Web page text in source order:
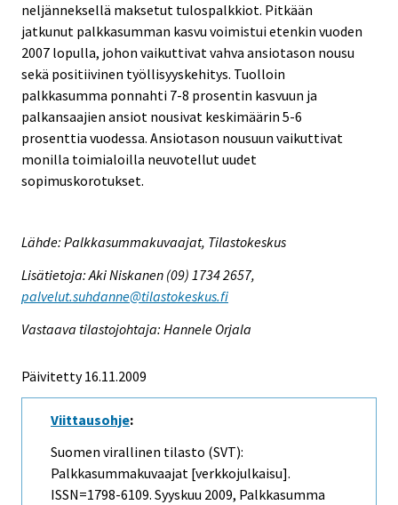
neljänneksellä maksetut tulospalkkiot. Pitkään
jatkunut palkkasumman kasvu voimistui etenkin vuoden
2007 lopulla, johon vaikuttivat vahva ansiotason nousu
sekä positiivinen työllisyyskehitys. Tuolloin
palkkasumma ponnahti 7-8 prosentin kasvuun ja
palkansaajien ansiot nousivat keskimäärin 5-6
prosenttia vuodessa. Ansiotason nousuun vaikuttivat
monilla toimialoilla neuvotellut uudet
sopimuskorotukset.
Lähde: Palkkasummakuvaajat, Tilastokeskus
Lisätietoja: Aki Niskanen (09) 1734 2657,
palvelut.suhdanne@tilastokeskus.fi
Vastaava tilastojohtaja: Hannele Orjala
Päivitetty 16.11.2009
Viittausohje:
Suomen virallinen tilasto (SVT):
Palkkasummakuvaajat [verkkojulkaisu].
ISSN=1798-6109. Syyskuu 2009, Palkkasumma